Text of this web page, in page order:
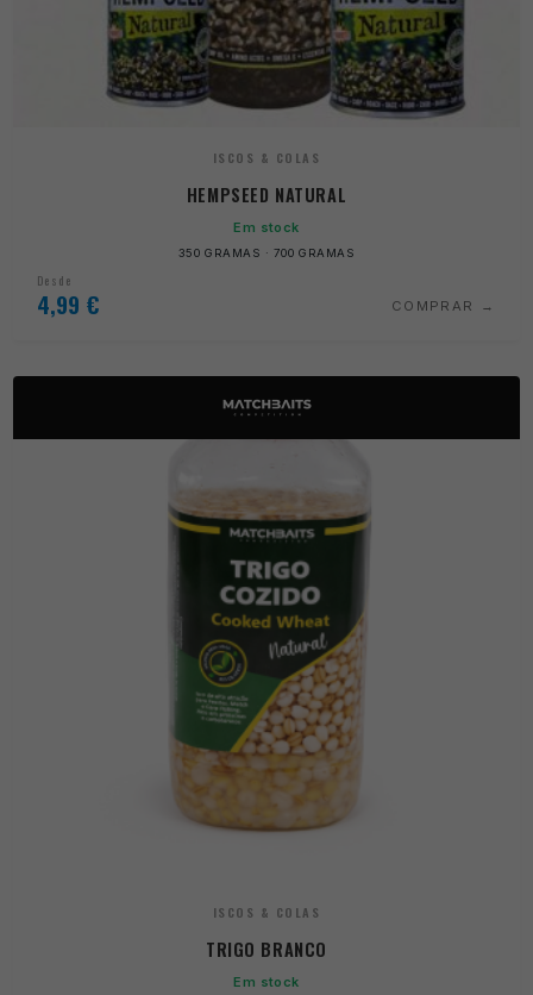
ISCOS & COLAS
HEMPSEED NATURAL
Em stock
350 GRAMAS · 700 GRAMAS
Desde
4,99 € COMPRAR
ISCOS & COLAS
TRIGO BRANCO
Em stock